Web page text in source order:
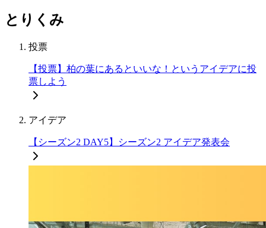
とりくみ
投票
【投票】柏の葉にあるといいな！というアイデアに投
票しよう
アイデア
【シーズン2 DAY5】シーズン2 アイデア発表会